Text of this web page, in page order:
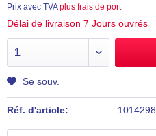
Prix avec TVAplus frais de port
Délai de livraison 7 Jours ouvrés
Se souv.
Réf. d'article: 1014298